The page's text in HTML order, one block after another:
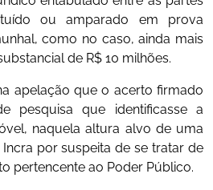
ou amparado em prova
como no caso, ainda mais
de R$ 10 milhões.
apelação que o acerto firmado
pesquisa que identificasse a
naquela altura alvo de uma
por suspeita de se tratar de
pertencente ao Poder Público.